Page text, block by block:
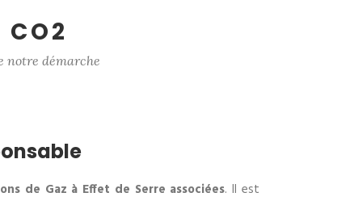
CO2
notre démarche
de Gaz à Effet de Serre associées. Il est